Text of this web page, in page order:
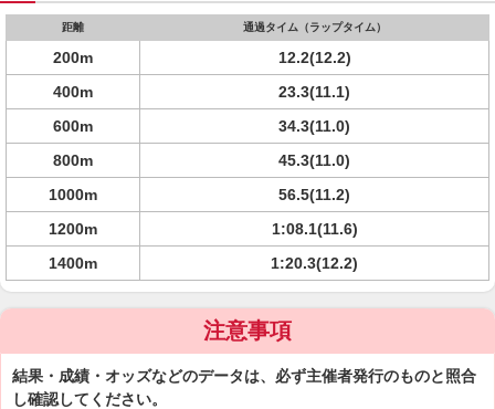
距離 通過タイム（ラップタイム）
200m
12.2(12.2)
400m
23.3(11.1)
600m
34.3(11.0)
800m
45.3(11.0)
1000m
56.5(11.2)
1200m
1:08.1(11.6)
1400m
1:20.3(12.2)
注意事項
結果・成績・オッズなどのデータは、必ず主催者発行のものと照合
し確認してください。